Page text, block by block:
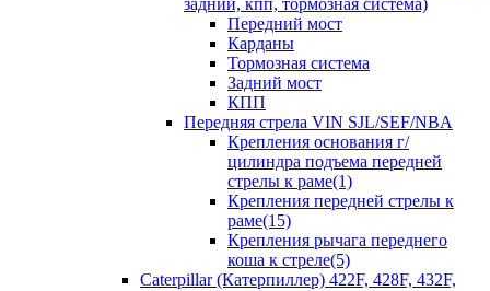
задний, кпп, тормозная система)
Передний мост
Карданы
Тормозная система
Задний мост
КПП
Передняя стрела VIN SJL/SEF/NBA
Крепления основания г/
цилиндра подъема передней
стрелы к раме(1)
Крепления передней стрелы к
раме(15)
Крепления рычага переднего
коша к стреле(5)
Caterpillar (Катерпиллер) 422F, 428F, 432F,